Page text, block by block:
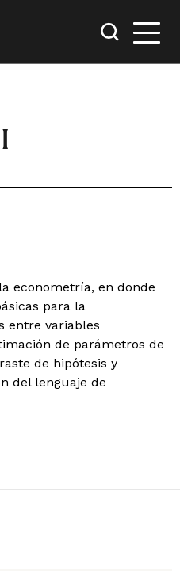
econometría, en donde
para la
entre variables
de parámetros de
de hipótesis y
del lenguaje de